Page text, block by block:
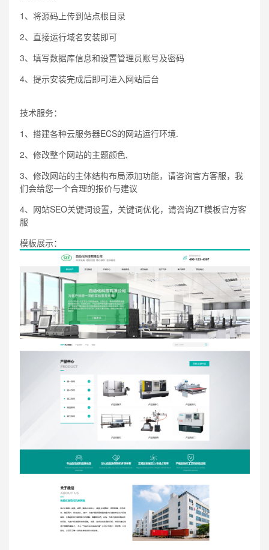
1、将源码上传到站点根目录
2、直接运行域名安装即可
3、填写数据库信息和设置管理员账号及密码
4、提示安装完成后即可进入网站后台
技术服务：
1、搭建各种云服务器ECS的网站运行环境.
2、修改整个网站的主题颜色,
3、修改网站的主体结构布局添加功能，请咨询官方客服，我
们会给您一个合理的报价与建议
4、网站SEO关键词设置，关键词优化，请咨询ZT模板官方客
服
模板展示：